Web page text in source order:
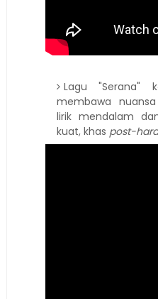
Lagu "Serana"
membawa
lirik mendalam
kuat, khas post-